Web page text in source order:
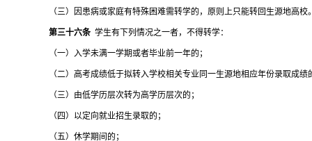
（三）因患病或家庭有特殊困难需转学的，原则上只能转回生源地高校
第三十六条 学生有下列情况之一者，不得转学：
（一）入学未满一学期或者毕业前一年的；
（二）高考成绩低于拟转入学校相关专业同一生源地相应年份录取成绩
（三）由低学历层次转为高学历层次的；
（四）以定向就业招生录取的；
（五）休学期间的；